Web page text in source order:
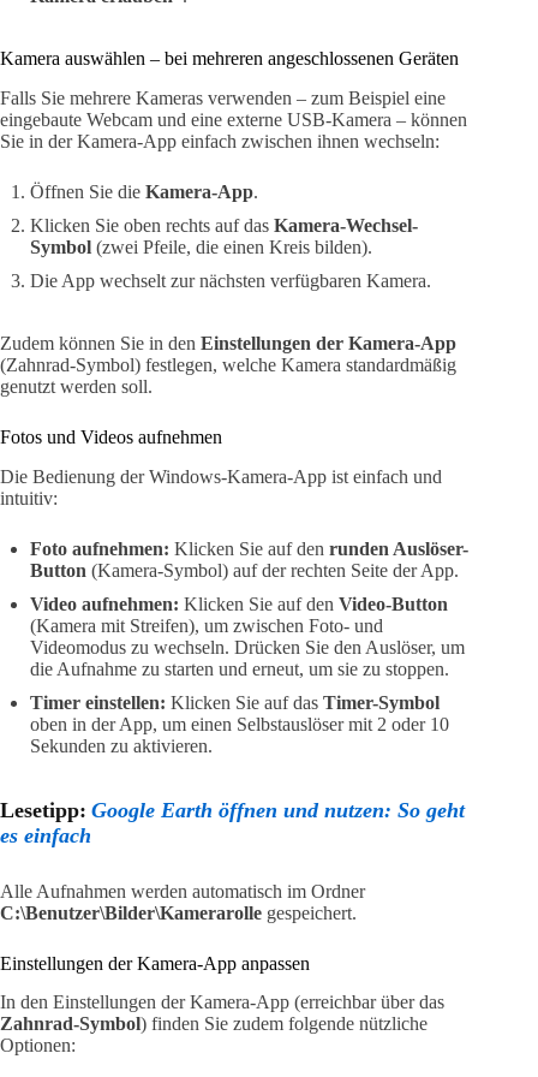
Kamera auswählen – bei mehreren angeschlossenen Geräten
Falls Sie mehrere Kameras verwenden – zum Beispiel eine
eingebaute Webcam und eine externe USB-Kamera – können
Sie in der Kamera-App einfach zwischen ihnen wechseln:
Öffnen Sie die Kamera-App.
Klicken Sie oben rechts auf das Kamera-Wechsel-
Symbol (zwei Pfeile, die einen Kreis bilden).
Die App wechselt zur nächsten verfügbaren Kamera.
Zudem können Sie in den Einstellungen der Kamera-App
(Zahnrad-Symbol) festlegen, welche Kamera standardmäßig
genutzt werden soll.
Fotos und Videos aufnehmen
Die Bedienung der Windows-Kamera-App ist einfach und
intuitiv:
Foto aufnehmen: Klicken Sie auf den runden Auslöser-
Button (Kamera-Symbol) auf der rechten Seite der App.
Video aufnehmen: Klicken Sie auf den Video-Button
(Kamera mit Streifen), um zwischen Foto- und
Videomodus zu wechseln. Drücken Sie den Auslöser, um
die Aufnahme zu starten und erneut, um sie zu stoppen.
Timer einstellen: Klicken Sie auf das Timer-Symbol
oben in der App, um einen Selbstauslöser mit 2 oder 10
Sekunden zu aktivieren.
Lesetipp: Google Earth öffnen und nutzen: So geht
es einfach
Alle Aufnahmen werden automatisch im Ordner
C:\Benutzer\Bilder\Kamerarolle gespeichert.
Einstellungen der Kamera-App anpassen
In den Einstellungen der Kamera-App (erreichbar über das
Zahnrad-Symbol) finden Sie zudem folgende nützliche
Optionen: